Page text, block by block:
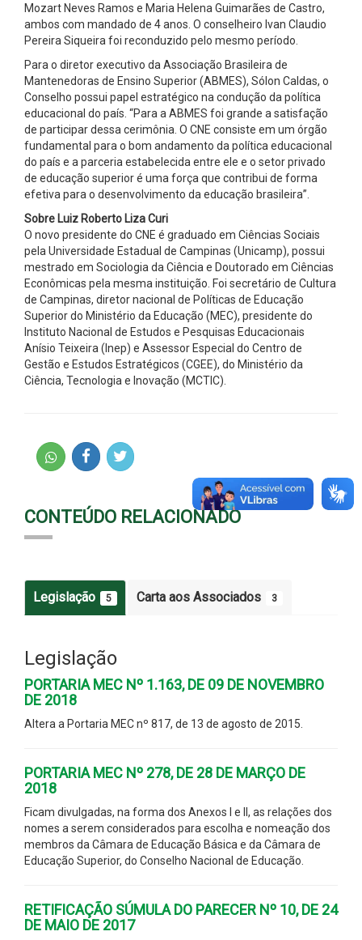
Mozart Neves Ramos e Maria Helena Guimarães de Castro,
ambos com mandado de 4 anos. O conselheiro Ivan Claudio
Pereira Siqueira foi reconduzido pelo mesmo período.
Para o diretor executivo da Associação Brasileira de
Mantenedoras de Ensino Superior (ABMES), Sólon Caldas, o
Conselho possui papel estratégico na condução da política
educacional do país. “Para a ABMES foi grande a satisfação
de participar dessa cerimônia. O CNE consiste em um órgão
fundamental para o bom andamento da política educacional
do país e a parceria estabelecida entre ele e o setor privado
de educação superior é uma força que contribui de forma
efetiva para o desenvolvimento da educação brasileira”.
Sobre Luiz Roberto Liza Curi
O novo presidente do CNE é graduado em Ciências Sociais
pela Universidade Estadual de Campinas (Unicamp), possui
mestrado em Sociologia da Ciência e Doutorado em Ciências
Econômicas pela mesma instituição. Foi secretário de Cultura
de Campinas, diretor nacional de Políticas de Educação
Superior do Ministério da Educação (MEC), presidente do
Instituto Nacional de Estudos e Pesquisas Educacionais
Anísio Teixeira (Inep) e Assessor Especial do Centro de
Gestão e Estudos Estratégicos (CGEE), do Ministério da
Ciência, Tecnologia e Inovação (MCTIC).
CONTEÚDO RELACIONADO
Legislação 5 Carta aos Associados 3
Legislação
PORTARIA MEC Nº 1.163, DE 09 DE NOVEMBRO
DE 2018
Altera a Portaria MEC nº 817, de 13 de agosto de 2015.
PORTARIA MEC Nº 278, DE 28 DE MARÇO DE
2018
Ficam divulgadas, na forma dos Anexos I e II, as relações dos
nomes a serem considerados para escolha e nomeação dos
membros da Câmara de Educação Básica e da Câmara de
Educação Superior, do Conselho Nacional de Educação.
RETIFICAÇÃO SÚMULA DO PARECER Nº 10, DE 24
DE MAIO DE 2017